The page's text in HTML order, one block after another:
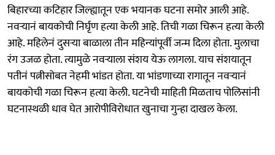
बिहारच्या कटिहार जिल्ह्यातून एक भयानक घटना समोर आली आहे.
नवऱ्यानं बायकोची निर्घृण हत्या केली आहे. तिची गळा चिरून हत्या केली
आहे. महिलेनं दुसऱ्या बाळाला तीन महिन्यांपूर्वी जन्म दिला होता. मुलाचा
रंग उजळ होता. त्यामुळे नवऱ्याला संशय येऊ लागला. याच संशयातून
पतीनं पत्नीसोबत नेहमी भांडत होता. या भांडणाच्या रागातून नवऱ्यानं
बायकोची गळा चिरून हत्या केली. घटनेची माहिती मिळताच पोलिसांनी
घटनास्थळी धाव घेत आरोपीविरोधात खुनाचा गुन्हा दाखल केला.